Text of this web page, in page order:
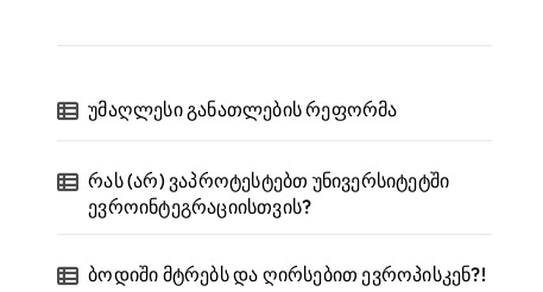
უმაღლესი განათლების რეფორმა
რას (არ) ვაპროტესტებთ უნივერსიტეტში
ევროინტეგრაციისთვის?
ბოდიში მტრებს და ღირსებით ევროპისკენ?!